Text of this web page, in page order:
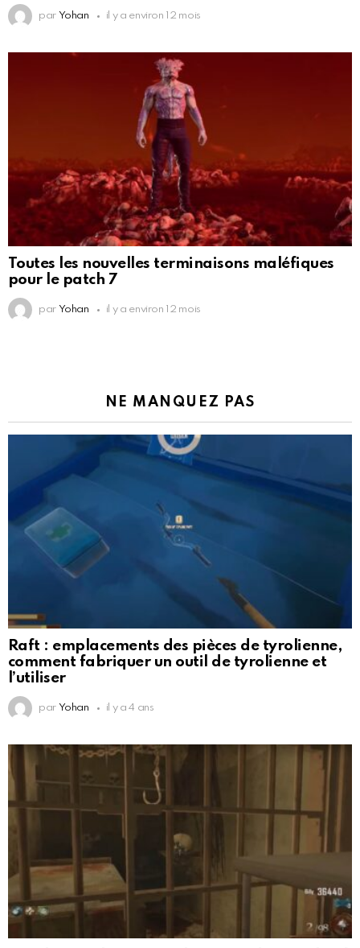
par Yohan il y a environ 12 mois
Toutes les nouvelles terminaisons maléfiques
pour le patch 7
par Yohan il y a environ 12 mois
NE MANQUEZ PAS
Raft : emplacements des pièces de tyrolienne,
comment fabriquer un outil de tyrolienne et
l’utiliser
par Yohan il y a 4 ans